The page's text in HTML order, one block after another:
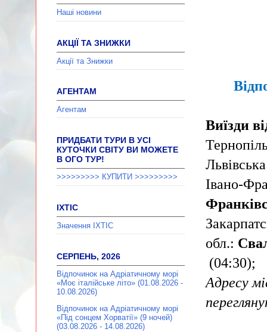
Виїзди
Івано-
обл.:
(04:30);
Адресу
Наші новини
АКЦІЇ ТА ЗНИЖКИ
Акції та Знижки
АГЕНТАМ
Агентам
ПРИДБАТИ ТУРИ В УСІ
КУТОЧКИ СВІТУ ВИ МОЖЕТЕ
В ОГО ТУР!
>>>>>>>>> КУПИТИ >>>>>>>>>
ІХТІС
Значення ІХТІС
СЕРПЕНЬ, 2026
Відпочинок на Адріатичному морі
«Моє італійське літо» (01.08.2026 -
10.08.2026)
Відпочинок на Адріатичному морі
«Під сонцем Хорватії» (9 ночей)
(03.08.2026 - 14.08.2026)